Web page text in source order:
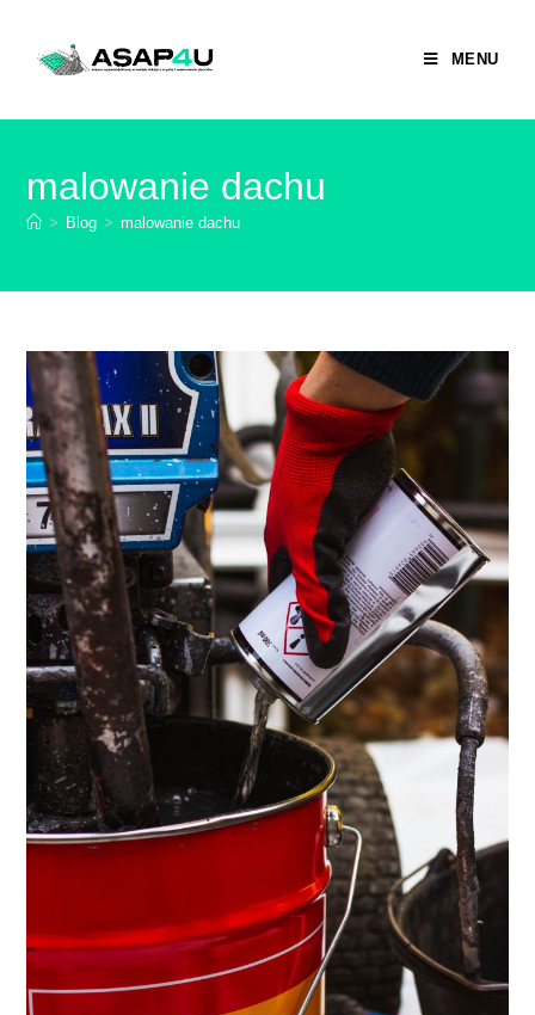
MENU
malowanie dachu
> Blog > malowanie dachu